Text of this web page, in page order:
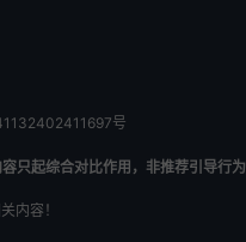
号
只起综合对比作用，非推荐引导行为
内容！